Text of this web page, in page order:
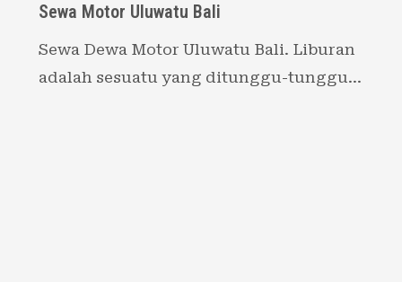
Sewa Motor Uluwatu Bali
Sewa Dewa Motor Uluwatu Bali. Liburan
adalah sesuatu yang ditunggu-tunggu…